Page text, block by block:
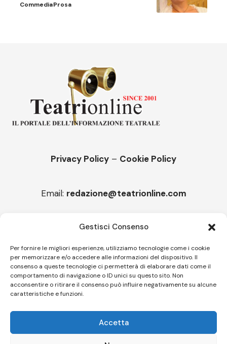
Gestisci Consenso
Per fornire le migliori esperienze, utilizziamo tecnologie come i cookie
per memorizzare e/o accedere alle informazioni del dispositivo. Il
consenso a queste tecnologie ci permetterà di elaborare dati come il
comportamento di navigazione o ID unici su questo sito. Non
acconsentire o ritirare il consenso può influire negativamente su alcune
caratteristiche e funzioni.
Accetta
CommediaProsa
Privacy Policy – Cookie Policy
Email: redazione@teatrionline.com
“Color fest” torna in Calabria